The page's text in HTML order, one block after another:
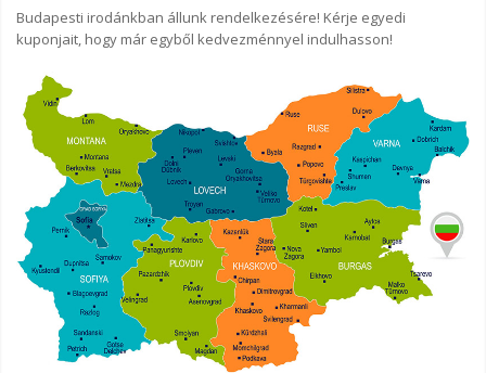
Budapesti irodánkban állunk rendelkezésére! Kérje egyedi
kuponjait, hogy már egyből kedvezménnyel indulhasson!